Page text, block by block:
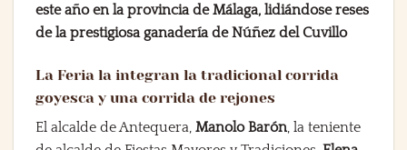
este año en la provincia de Málaga, lidiándose reses
de la prestigiosa ganadería de Núñez del Cuvillo
La Feria la integran la tradicional corrida
goyesca y una corrida de rejones
El alcalde de Antequera, Manolo Barón , la teniente